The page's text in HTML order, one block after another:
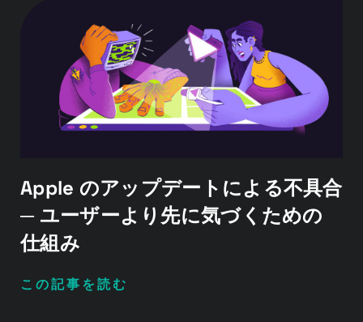
Apple のアップデートによる不具合
─ ユーザーより先に気づくための
仕組み
この記事を読む